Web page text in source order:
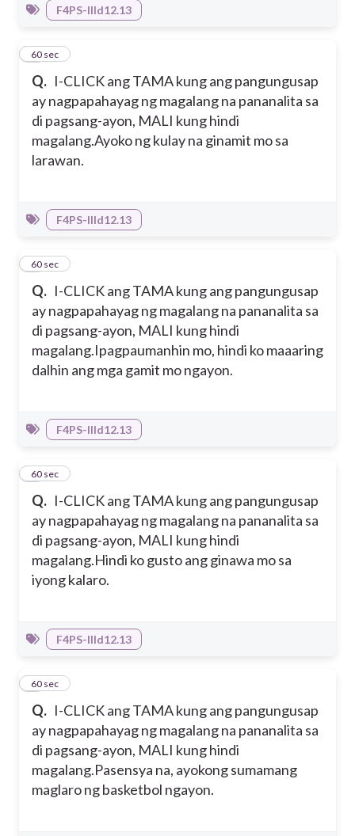
F4PS-IIId12.13
Q. I-CLICK ang TAMA kung ang pangungusap
ay nagpapahayag ng magalang na pananalita sa
di pagsang-ayon, MALI kung hindi
magalang.Ayoko ng kulay na ginamit mo sa
larawan.
260 sec
F4PS-IIId12.13
Q. I-CLICK ang TAMA kung ang pangungusap
ay nagpapahayag ng magalang na pananalita sa
di pagsang-ayon, MALI kung hindi
magalang.Ipagpaumanhin mo, hindi ko maaaring
dalhin ang mga gamit mo ngayon.
360 sec
F4PS-IIId12.13
Q. I-CLICK ang TAMA kung ang pangungusap
ay nagpapahayag ng magalang na pananalita sa
di pagsang-ayon, MALI kung hindi
magalang.Hindi ko gusto ang ginawa mo sa
iyong kalaro.
460 sec
F4PS-IIId12.13
Q. I-CLICK ang TAMA kung ang pangungusap
ay nagpapahayag ng magalang na pananalita sa
di pagsang-ayon, MALI kung hindi
magalang.Pasensya na, ayokong sumamang
maglaro ng basketbol ngayon.
560 sec